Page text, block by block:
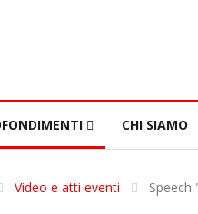
CHI SIAMO
Video e atti eventi